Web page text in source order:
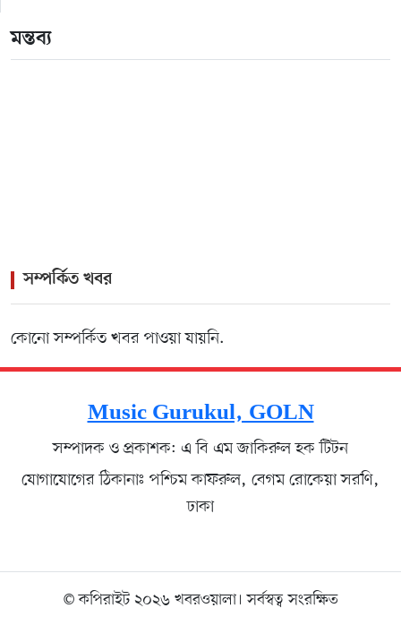
>The Enduring Legacy of Different Touch Vocalist
মন্তব্য
সম্পর্কিত খবর
কোনো সম্পর্কিত খবর পাওয়া যায়নি.
Music Gurukul, GOLN
সম্পাদক ও প্রকাশক: এ বি এম জাকিরুল হক টিটন
যোগাযোগের ঠিকানাঃ পশ্চিম কাফরুল, বেগম রোকেয়া সরণি,
ঢাকা
© কপিরাইট ২০২৬ খবরওয়ালা। সর্বস্বত্ব সংরক্ষিত